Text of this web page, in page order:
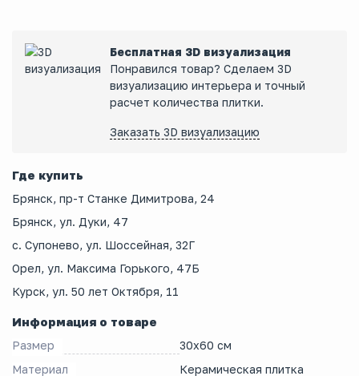
Бесплатная 3D визуализация
Понравился товар? Сделаем 3D
визуализацию интерьера и точный
расчет количества плитки.
Заказать 3D визуализацию
Где купить
Брянск, пр-т Станке Димитрова, 24
Брянск, ул. Дуки, 47
с. Супонево, ул. Шоссейная, 32Г
Орел, ул. Максима Горького, 47Б
Курск, ул. 50 лет Октября, 11
Информация о товаре
Размер
30x60 см
Материал
Керамическая плитка